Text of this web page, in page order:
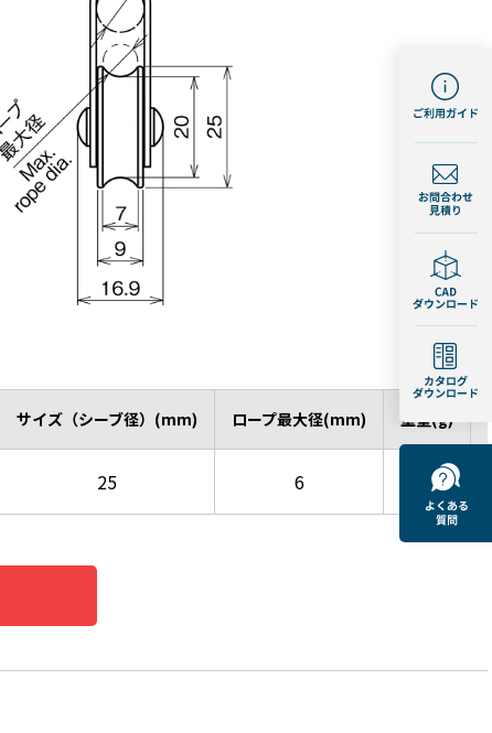
サイズ（シーブ径）(mm) ロープ最大径(mm) 重量(g)
25 6 18